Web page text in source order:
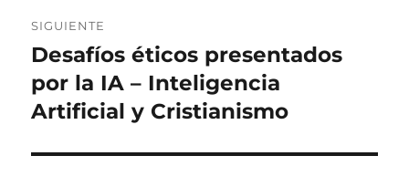
SIGUIENTE
Entrada
siguiente:
Desafíos éticos presentados
por la IA – Inteligencia
Artificial y Cristianismo